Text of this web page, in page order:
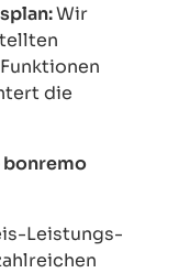
Wir
die
bonremo
Leistungs-